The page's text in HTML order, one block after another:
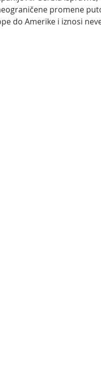
promene
do Amerike i iznosi